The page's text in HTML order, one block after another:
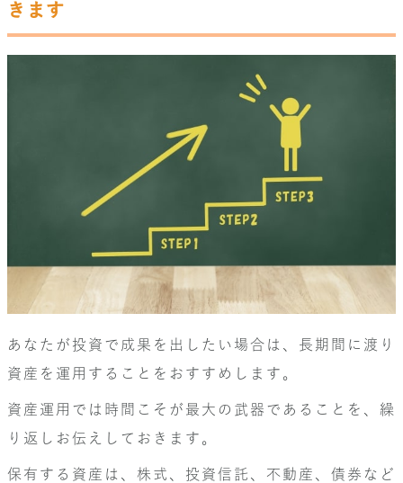
きます
あなたが投資で成果を出したい場合は、長期間に渡り
資産を運用することをおすすめします。
資産運用では時間こそが最大の武器であることを、繰
り返しお伝えしておきます。
保有する資産は、株式、投資信託、不動産、債券など